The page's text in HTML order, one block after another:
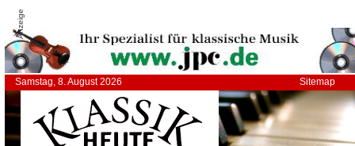
Anzeige
Samstag, 8. August 2026 Sitemap